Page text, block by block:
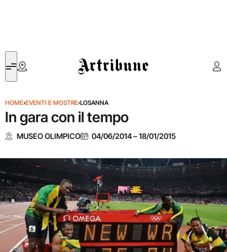
Artribune
HOME›EVENTI E MOSTRE›LOSANNA
In gara con il tempo
MUSEO OLIMPICO 04/06/2014–18/01/2015